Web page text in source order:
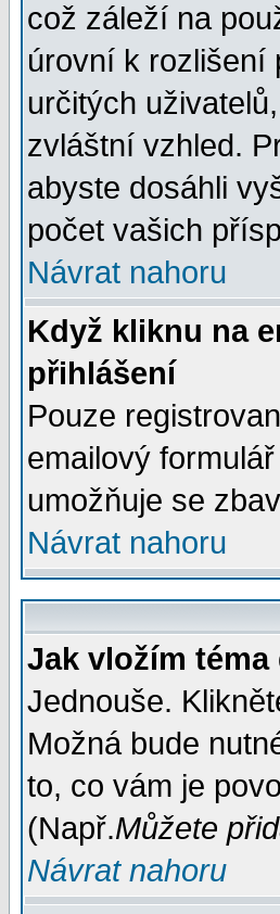
což záleží na
úrovní k rozlišení
určitých
zvláštní vzhled.
abyste dosáhli
počet vašich
Návrat nahoru
Když kliknu na
přihlášení
Pouze
emailový
umožňuje se
Návrat nahoru
Jak vložím téma
Jednouše.
Možná bude
to, co vám je
(Např.Můžete
Návrat nahoru